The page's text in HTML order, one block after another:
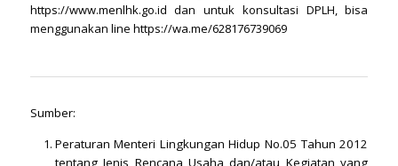
https://www.menlhk.go.id dan untuk konsultasi DPLH, bisa
menggunakan line https://wa.me/628176739069
Sumber:
Peraturan Menteri Lingkungan Hidup No.05 Tahun 2012
tentang Jenis Rencana Usaha dan/atau Kegiatan yang